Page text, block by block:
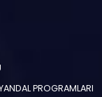
PROGRAMLARI